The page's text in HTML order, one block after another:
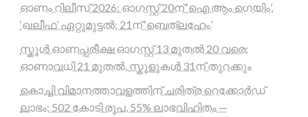
ഓണം റിലീസ് 2026: ഓഗസ്റ്റ് 20ന് ‘ഐ ആം ഗെയിം’,
‘ഖലീഫ’ ഏറ്റുമുട്ടൽ; 21ന് ‘ബെത്‌ലഹേം’
സ്കൂൾ ഓണപ്പരീക്ഷ ഓഗസ്റ്റ് 13 മുതൽ 20 വരെ;
ഓണാവധി 21 മുതൽ, സ്കൂളുകൾ 31ന് തുറക്കും
കൊച്ചി വിമാനത്താവളത്തിന് ചരിത്ര റെക്കോർഡ്
ലാഭം; 502 കോടി രൂപ, 55% ലാഭവിഹിതം —